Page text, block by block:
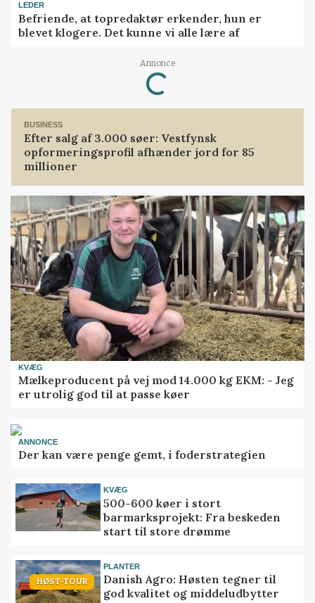
LEDER
Befriende, at topredaktør erkender, hun er
blevet klogere. Det kunne vi alle lære af
Annonce
Loading...
BUSINESS
Efter salg af 3.000 søer: Vestfynsk
opformeringsprofil afhænder jord for 85
millioner
KVÆG
Mælkeproducent på vej mod 14.000 kg EKM: - Jeg
er utrolig god til at passe køer
ANNONCE
Der kan være penge gemt, i foderstrategien
KVÆG
500-600 køer i stort
barmarksprojekt: Fra beskeden
start til store drømme
HØST-TOUR
PLANTER
Danish Agro: Høsten tegner til
god kvalitet og middeludbytter